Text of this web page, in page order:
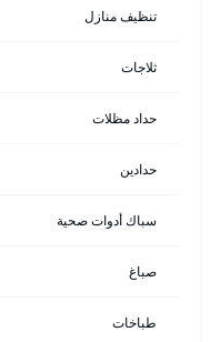
تنظيف منازل
ثلاجات
حداد مظلات
حدادين
سباك أدوات صحية
صباغ
طباخات